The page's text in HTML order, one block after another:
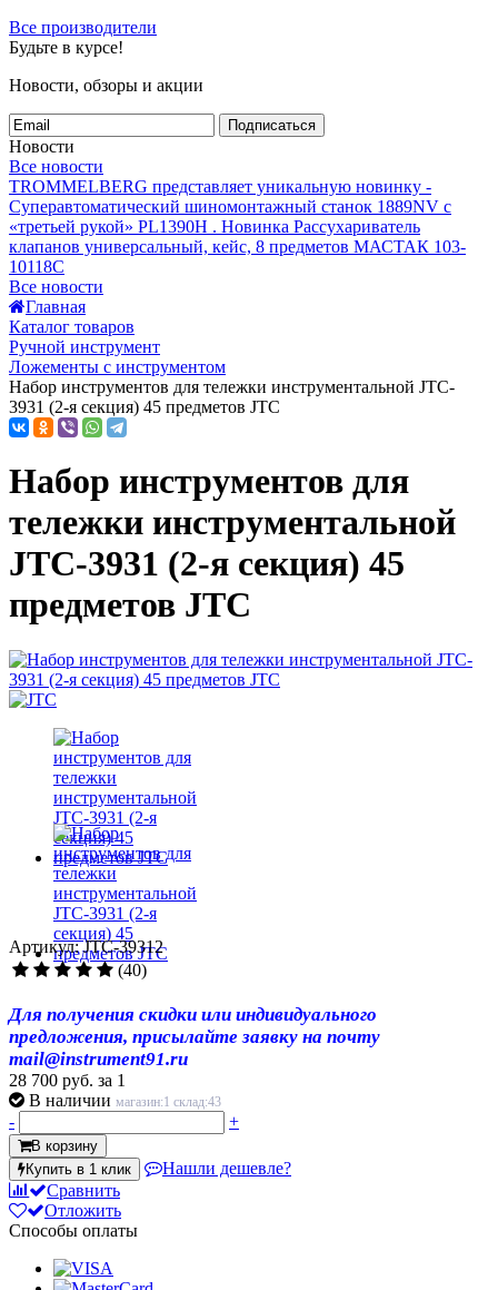
Все производители
Будьте в курсе!
Новости, обзоры и акции
Подписаться
Новости
Все новости
TROMMELBERG представляет уникальную новинку -
Суперавтоматический шиномонтажный станок 1889NV с
«третьей рукой» PL1390H . Новинка Рассухариватель
клапанов универсальный, кейс, 8 предметов МАСТАК 103-
10118C
Все новости
Главная
Каталог товаров
Ручной инструмент
Ложементы с инструментом
Набор инструментов для тележки инструментальной JTC-
3931 (2-я секция) 45 предметов JTC
Набор инструментов для
тележки инструментальной
JTC-3931 (2-я секция) 45
предметов JTC
Артикул: JTC-39312
(40)
Для получения скидки или индивидуального
предложения, присылайте заявку на почту
mail@instrument91.ru
28 700 руб. за 1
В наличии магазин:1 склад:43
- +
В корзину
Купить в 1 клик
Нашли дешевле?
Сравнить
Отложить
Способы оплаты